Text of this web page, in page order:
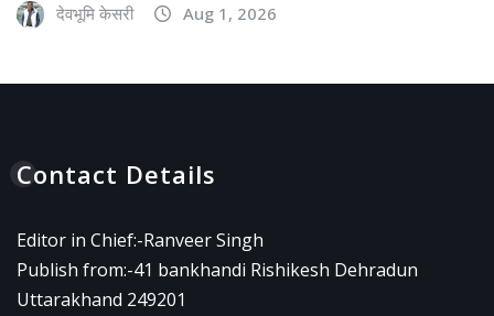
देवभूमि केसरी Aug 1, 2026
Contact Details
Editor in Chief:-Ranveer Singh
Publish from:-41 bankhandi Rishikesh Dehradun
Uttarakhand 249201